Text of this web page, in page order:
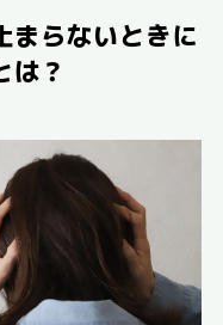
まらないときに
は？